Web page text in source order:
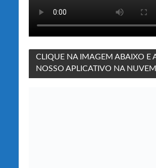
CLIQUE NA IMAGEM ABAIXO E
NOSSO APLICATIVO NA NUVEM